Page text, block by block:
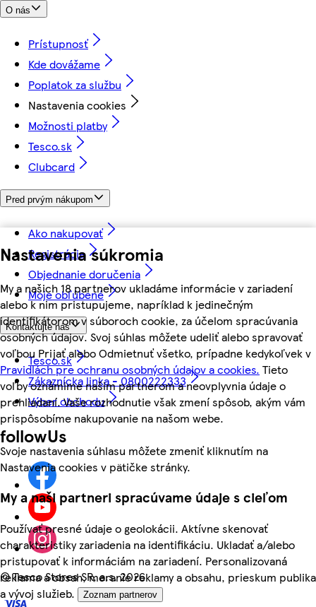
Nastavenia súkromia
My a našich 18 partnerov ukladáme informácie v zariadení
alebo k nim pristupujeme, napríklad k jedinečným
identifikátorom v súboroch cookie, za účelom spracúvania
osobných údajov. Svoj súhlas môžete udeliť alebo spravovať
voľbou Prijať alebo Odmietnuť všetko, prípadne kedykoľvek v
Pravidlách pre ochranu osobných údajov a cookies. Tieto
voľby oznámime našim partnerom a neovplyvnia údaje o
prehliadaní. Vaše rozhodnutie však zmení spôsob, akým vám
prispôsobíme nakupovanie na našom webe.
Svoje nastavenia súhlasu môžete zmeniť kliknutím na
Nastavenia cookies v pätičke stránky.
My a naši partneri spracúvame údaje s cieľom
Používať presné údaje o geolokácii. Aktívne skenovať
charakteristiky zariadenia na identifikáciu. Ukladať a/alebo
pristupovať k informáciám na zariadení. Personalizovaná
reklama a obsah, meranie reklamy a obsahu, prieskum publika
a vývoj služieb.
Zoznam partnerov
O nás
Prístupnosť
Kde dovážame
Poplatok za službu
Nastavenia cookies
Možnosti platby
Tesco.sk
Clubcard
Pred prvým nákupom
Ako nakupovať
Registrácia
Objednanie doručenia
Moje obľúbené
Kontaktujte nás
Tesco.sk
Zákaznícka linka - 0800222333
Výber obchodu
followUs
©Tesco Stores SR, a.s. 2026